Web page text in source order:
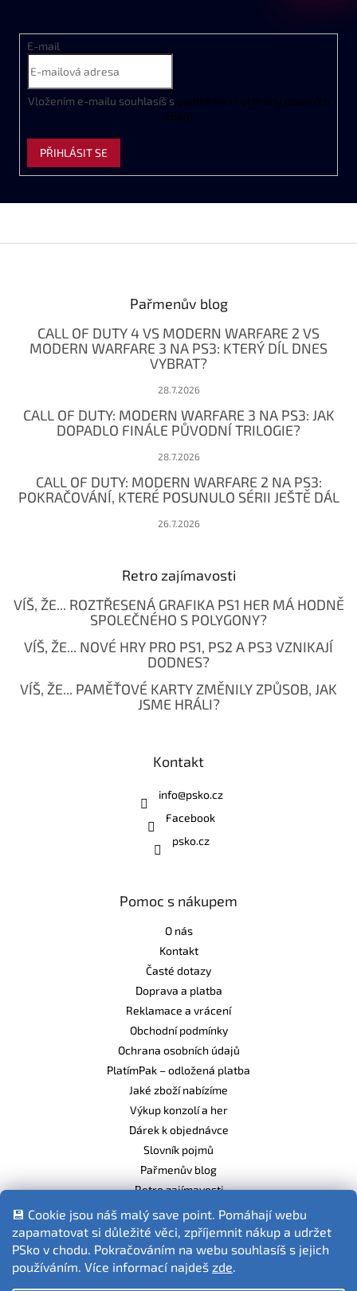
💾 Cookie jsou náš malý save point. Pomáhají webu
zapamatovat si důležité věci, zpříjemnit nákup a udržet
PSko v chodu. Pokračováním na webu souhlasíš s jejich
používáním. Více informací najdeš zde.
E-mail
Vložením e-mailu souhlasíš s podmínkami ochrany osobních
údajů
PŘIHLÁSIT SE
Pařmenův blog
CALL OF DUTY 4 VS MODERN WARFARE 2 VS
MODERN WARFARE 3 NA PS3: KTERÝ DÍL DNES
VYBRAT?
28.7.2026
CALL OF DUTY: MODERN WARFARE 3 NA PS3: JAK
DOPADLO FINÁLE PŮVODNÍ TRILOGIE?
28.7.2026
CALL OF DUTY: MODERN WARFARE 2 NA PS3:
POKRAČOVÁNÍ, KTERÉ POSUNULO SÉRII JEŠTĚ DÁL
26.7.2026
Retro zajímavosti
VÍŠ, ŽE... ROZTŘESENÁ GRAFIKA PS1 HER MÁ HODNĚ
SPOLEČNÉHO S POLYGONY?
VÍŠ, ŽE... NOVÉ HRY PRO PS1, PS2 A PS3 VZNIKAJÍ
DODNES?
VÍŠ, ŽE... PAMĚŤOVÉ KARTY ZMĚNILY ZPŮSOB, JAK
JSME HRÁLI?
Kontakt
info@psko.cz
Facebook
psko.cz
Pomoc s nákupem
O nás
Kontakt
Časté dotazy
Doprava a platba
Reklamace a vrácení
Obchodní podmínky
Ochrana osobních údajů
PlatímPak – odložená platba
Jaké zboží nabízíme
Výkup konzolí a her
Dárek k objednávce
Slovník pojmů
Pařmenův blog
Retro zajímavosti
Balíme ekologicky
Fotografie produktů jsou ilustrativní.